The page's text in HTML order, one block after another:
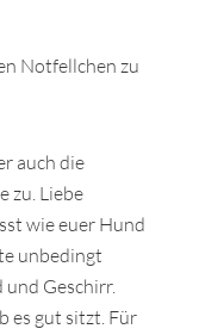
Notfellchen zu
auch die
zu. Liebe
wie euer Hund
unbedingt
Geschirr.
es gut sitzt. Für